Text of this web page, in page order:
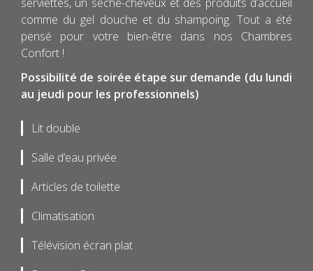
comme du gel douche et du shampoing. Tout a été
pensé pour votre bien-être dans nos Chambres
Confort !
Possibilité de soirée étape sur demande (du lundi
au jeudi pour les professionnels)
Lit double
Salle d’eau privée
Articles de toilette
Climatisation
Télévision écran plat